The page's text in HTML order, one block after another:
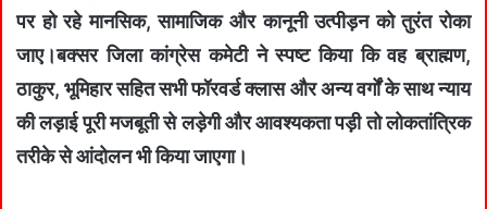
पर हो रहे मानसिक, सामाजिक और कानूनी उत्पीड़न को तुरंत रोका
जाए।बक्सर जिला कांग्रेस कमेटी ने स्पष्ट किया कि वह ब्राह्मण,
ठाकुर, भूमिहार सहित सभी फॉरवर्ड क्लास और अन्य वर्गों के साथ न्याय
की लड़ाई पूरी मजबूती से लड़ेगी और आवश्यकता पड़ी तो लोकतांत्रिक
तरीके से आंदोलन भी किया जाएगा।